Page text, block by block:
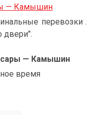
— Камышин
перевозки .
двери".
— Камышин
время